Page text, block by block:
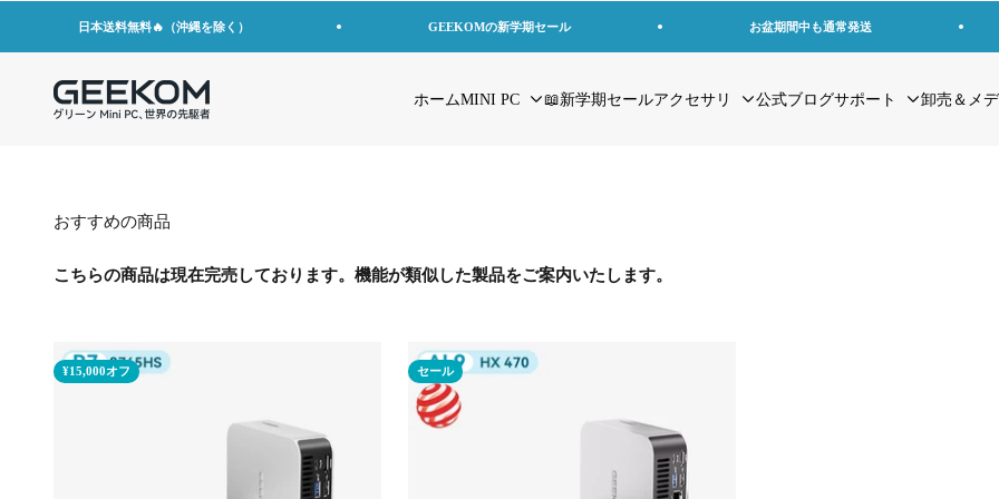
日本送料無料🔥（沖縄を除く） GEEKOMの新学期セール お盆期間中も通常発送
ホームMINI PC 📖新学期セールアクセサリ 公式ブログサポート 卸売＆メ
GEEKOM JP
おすすめの商品
こちらの商品は現在完売しております。機能が類似した製品をご案内いたします。
¥15,000オフ セール